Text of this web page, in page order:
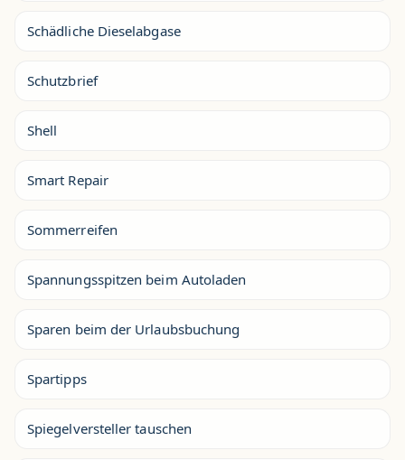
Schädliche Dieselabgase
Schutzbrief
Shell
Smart Repair
Sommerreifen
Spannungsspitzen beim Autoladen
Sparen beim der Urlaubsbuchung
Spartipps
Spiegelversteller tauschen